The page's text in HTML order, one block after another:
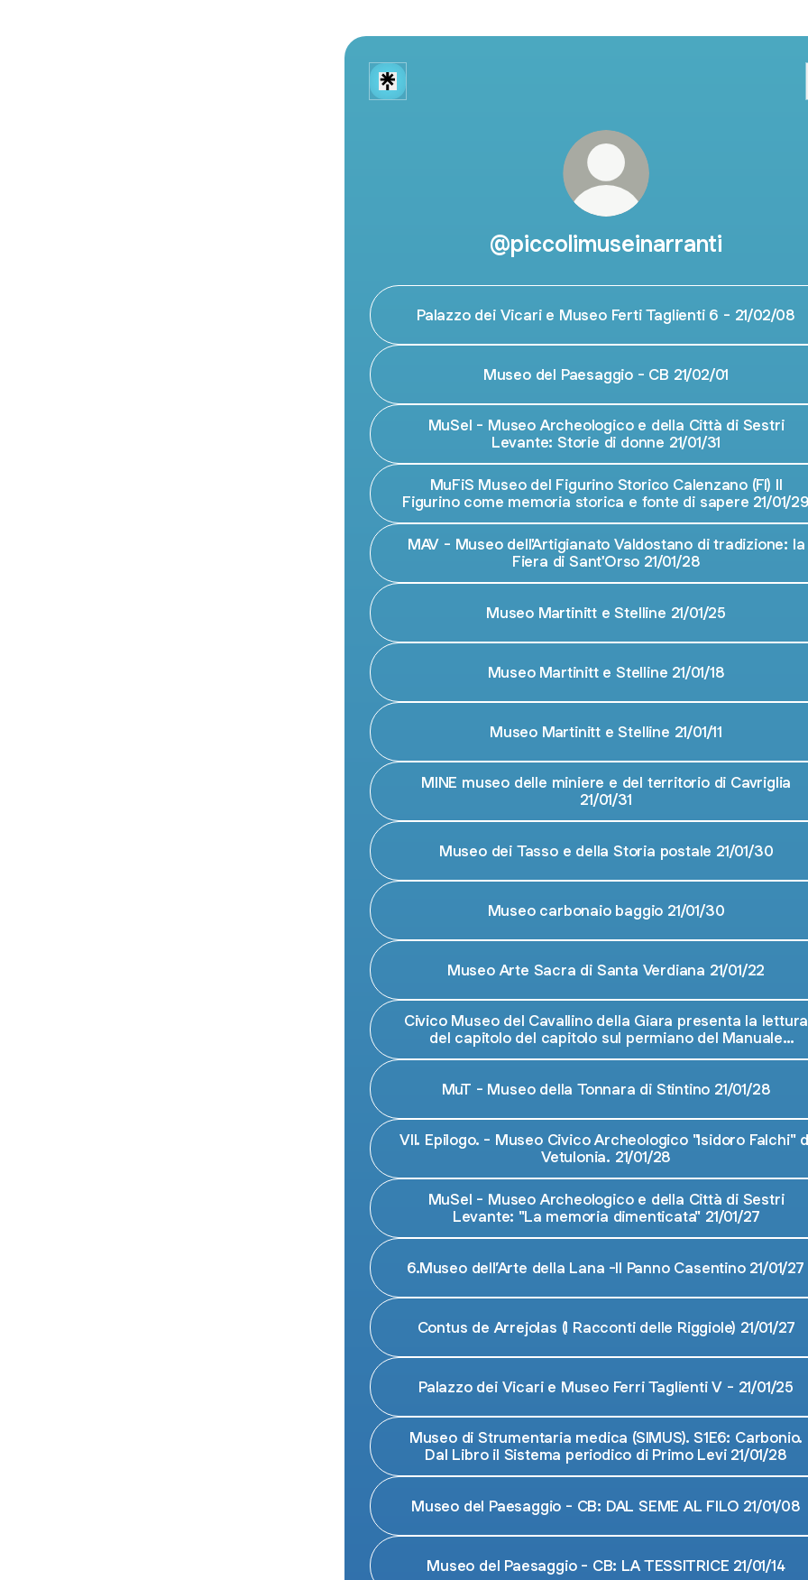
@piccolimuseinarranti
Palazzo dei Vicari e Museo Ferti Taglienti 6 - 21/02/08
Museo del Paesaggio - CB 21/02/01
MuSel - Museo Archeologico e della Città di Sestri
Levante: Storie di donne 21/01/31
MuFiS Museo del Figurino Storico Calenzano (FI) Il
Figurino come memoria storica e fonte di sapere 21/01/
MAV - Museo dell'Artigianato Valdostano di tradizione: la
Fiera di Sant'Orso 21/01/28
Museo Martinitt e Stelline 21/01/25
Museo Martinitt e Stelline 21/01/18
Museo Martinitt e Stelline 21/01/11
MINE museo delle miniere e del territorio di Cavriglia
21/01/31
Museo dei Tasso e della Storia postale 21/01/30
Museo carbonaio baggio 21/01/30
Museo Arte Sacra di Santa Verdiana 21/01/22
Civico Museo del Cavallino della Giara presenta la lettura
del capitolo del capitolo sul permiano del Manuale
intergalattico di Geologia della Sardegna 21/01/29
MuT - Museo della Tonnara di Stintino 21/01/28
VII. Epilogo. - Museo Civico Archeologico "Isidoro Falchi"
Vetulonia. 21/01/28
MuSel - Museo Archeologico e della Città di Sestri
Levante: "La memoria dimenticata" 21/01/27
6.Museo dell’Arte della Lana -Il Panno Casentino 21/01/27
Contus de Arrejolas (I Racconti delle Riggiole) 21/01/27
Palazzo dei Vicari e Museo Ferri Taglienti V - 21/01/25
Museo di Strumentaria medica (SIMUS). S1E6: Carbonio.
Dal Libro il Sistema periodico di Primo Levi 21/01/28
Museo del Paesaggio - CB: DAL SEME AL FILO 21/01/08
Museo del Paesaggio - CB: LA TESSITRICE 21/01/14